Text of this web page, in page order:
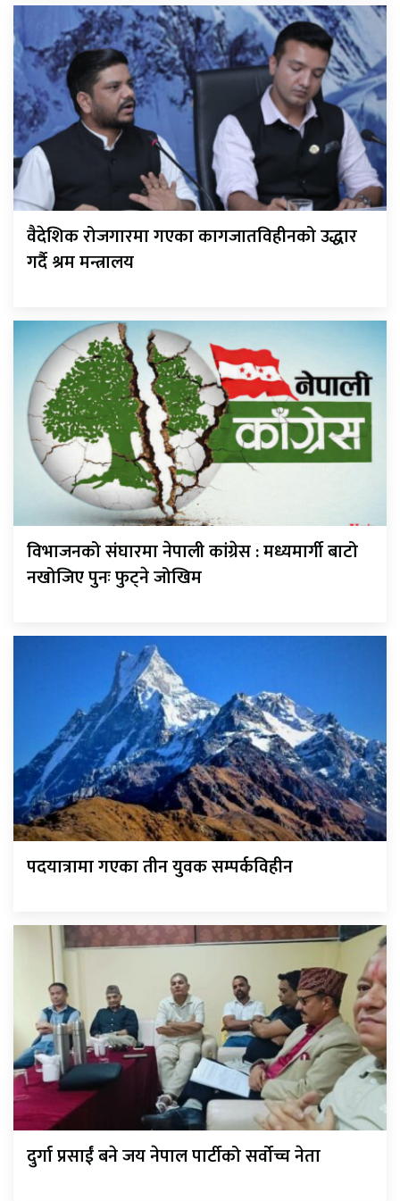
वैदेशिक रोजगारमा गएका कागजातविहीनको उद्धार
गर्दै श्रम मन्त्रालय
विभाजनको संघारमा नेपाली कांग्रेस : मध्यमार्गी बाटो
नखोजिए पुनः फुट्ने जोखिम
पदयात्रामा गएका तीन युवक सम्पर्कविहीन
दुर्गा प्रसाईं बने जय नेपाल पार्टीको सर्वोच्च नेता